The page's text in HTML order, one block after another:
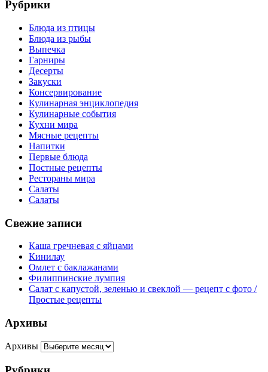
Рубрики
Блюда из птицы
Блюда из рыбы
Выпечка
Гарниры
Десерты
Закуски
Консервирование
Кулинарная энциклопедия
Кулинарные события
Кухни мира
Мясные рецепты
Напитки
Первые блюда
Постные рецепты
Рестораны мира
Салаты
Салаты
Свежие записи
Каша гречневая с яйцами
Кинилау
Омлет с баклажанами
Филиппинские лумпия
Салат с капустой, зеленью и свеклой — рецепт с фото /
Простые рецепты
Архивы
Архивы